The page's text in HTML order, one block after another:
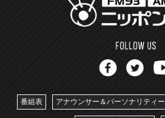
番組表 アナウンサー＆パーソナリティー